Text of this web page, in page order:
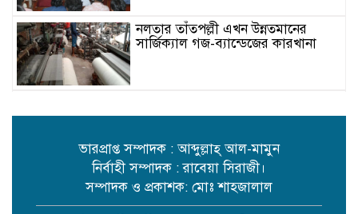
নলতার তাঁতপল্লী এখন উন্নতমানের
সার্জিক্যাল গজ-ব্যান্ডেজের কারখানা
আহরণ ও বিষ দিয়ে মাছ শিকার
সাধারণ স্বেচ্ছাসেবী সংস্থার অনুকূলে
এককালীন অনুদানের চেক বিতরণ
ভারপ্রাপ্ত সম্পাদক : আব্দুল্লাহ্ আল-মামুন
নির্বাহী সম্পাদক : রাবেয়া সিরাজী।
সম্পাদক ও প্রকাশক: মোঃ শাহজালাল